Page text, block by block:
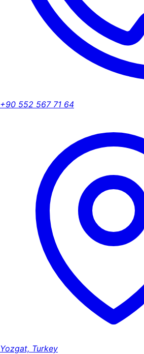
+90 552 567 71 64
Yozgat, Turkey